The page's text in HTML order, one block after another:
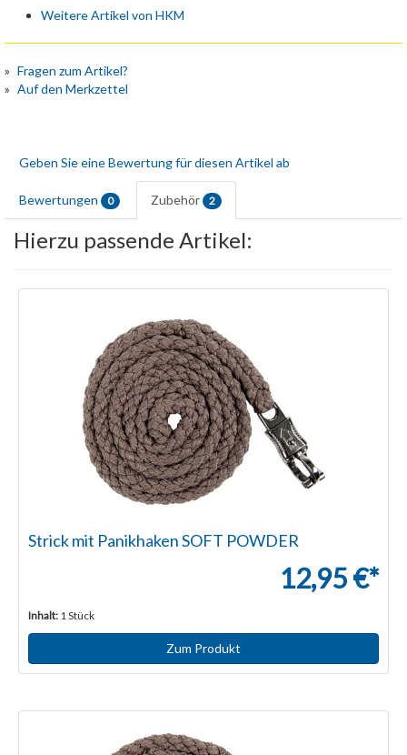
Weitere Artikel von HKM
Fragen zum Artikel?
Auf den Merkzettel
Geben Sie eine Bewertung für diesen Artikel ab
Bewertungen 0 Zubehör 2
Hierzu passende Artikel:
Strick mit Panikhaken SOFT POWDER
12,95 €*
Inhalt: 1 Stück
Zum Produkt